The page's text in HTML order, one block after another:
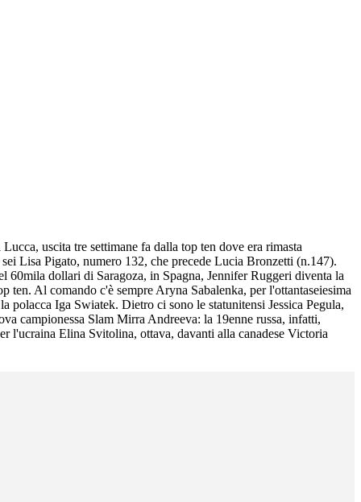
uscita tre settimane fa dalla top ten dove era rimasta
Lisa Pigato, numero 132, che precede Lucia Bronzetti (n.147).
60mila dollari di Saragoza, in Spagna, Jennifer Ruggeri diventa la
Al comando c'è sempre Aryna Sabalenka, per l'ottantaseiesima
Iga Swiatek. Dietro ci sono le statunitensi Jessica Pegula,
campionessa Slam Mirra Andreeva: la 19enne russa, infatti,
l'ucraina Elina Svitolina, ottava, davanti alla canadese Victoria